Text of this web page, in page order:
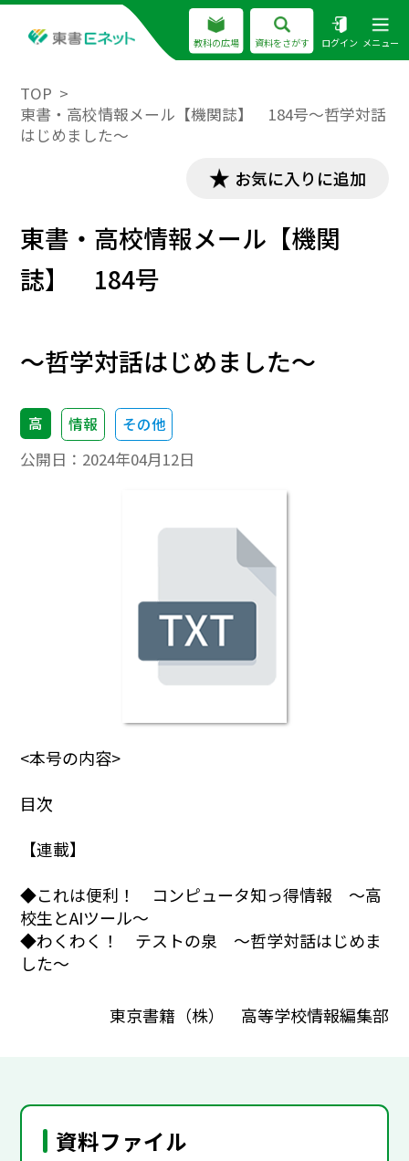
教科の広場 資料をさがす ログイン メニュー
TOP
東書・高校情報メール【機関誌】 184号～哲学対話
はじめました～
お気に入りに追加
東書・高校情報メール【機関
誌】 184号
～哲学対話はじめました～
高 情報 その他
公開日： 2024年04月12日
<本号の内容>
目次
【連載】
◆これは便利！ コンピュータ知っ得情報 ～高
校生とAIツール～
◆わくわく！ テストの泉 ～哲学対話はじめま
した～
東京書籍（株） 高等学校情報編集部
資料ファイル